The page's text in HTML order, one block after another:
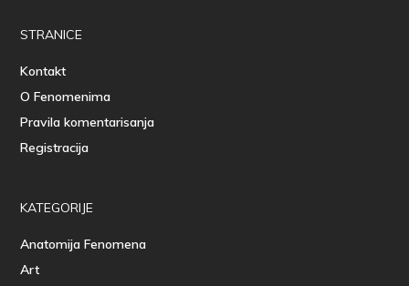
STRANICE
Kontakt
O Fenomenima
Pravila komentarisanja
Registracija
KATEGORIJE
Anatomija Fenomena
Art